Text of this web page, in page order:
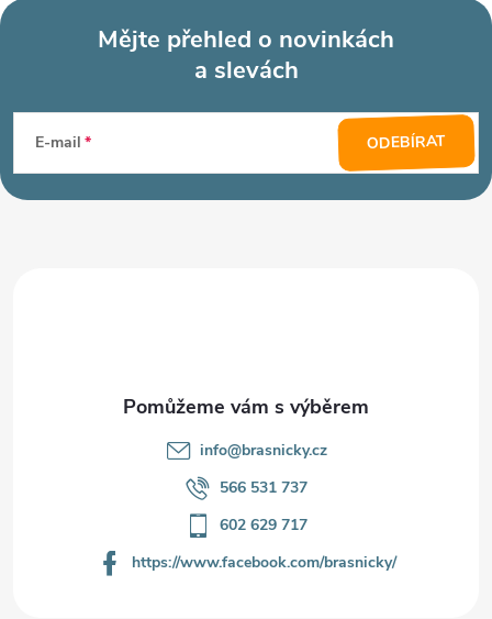
p
Mějte přehled o novinkách
a slevách
E-mail ODEBÍRAT
info@brasnicky.cz
566 531 737
602 629 717
https://www.facebook.com/brasnicky/